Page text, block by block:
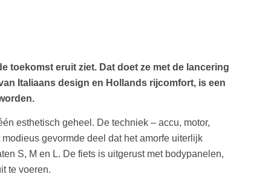
toekomst eruit ziet. Dat doet ze met de lancering
Italiaans design en Hollands rijcomfort, is een
esthetisch geheel. De techniek – accu, motor,
gevormde deel dat het amorfe uiterlijk
S, M en L. De fiets is uitgerust met bodypanelen,
te voeren.